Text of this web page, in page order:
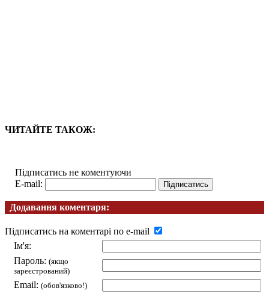
ЧИТАЙТЕ ТАКОЖ:
Підписатись не коментуючи
E-mail:
Додавання коментаря:
Підписатись на коментарі по e-mail
Ім'я:
Пароль: (якщо
зареєстрований)
Email: (обов'язково!)